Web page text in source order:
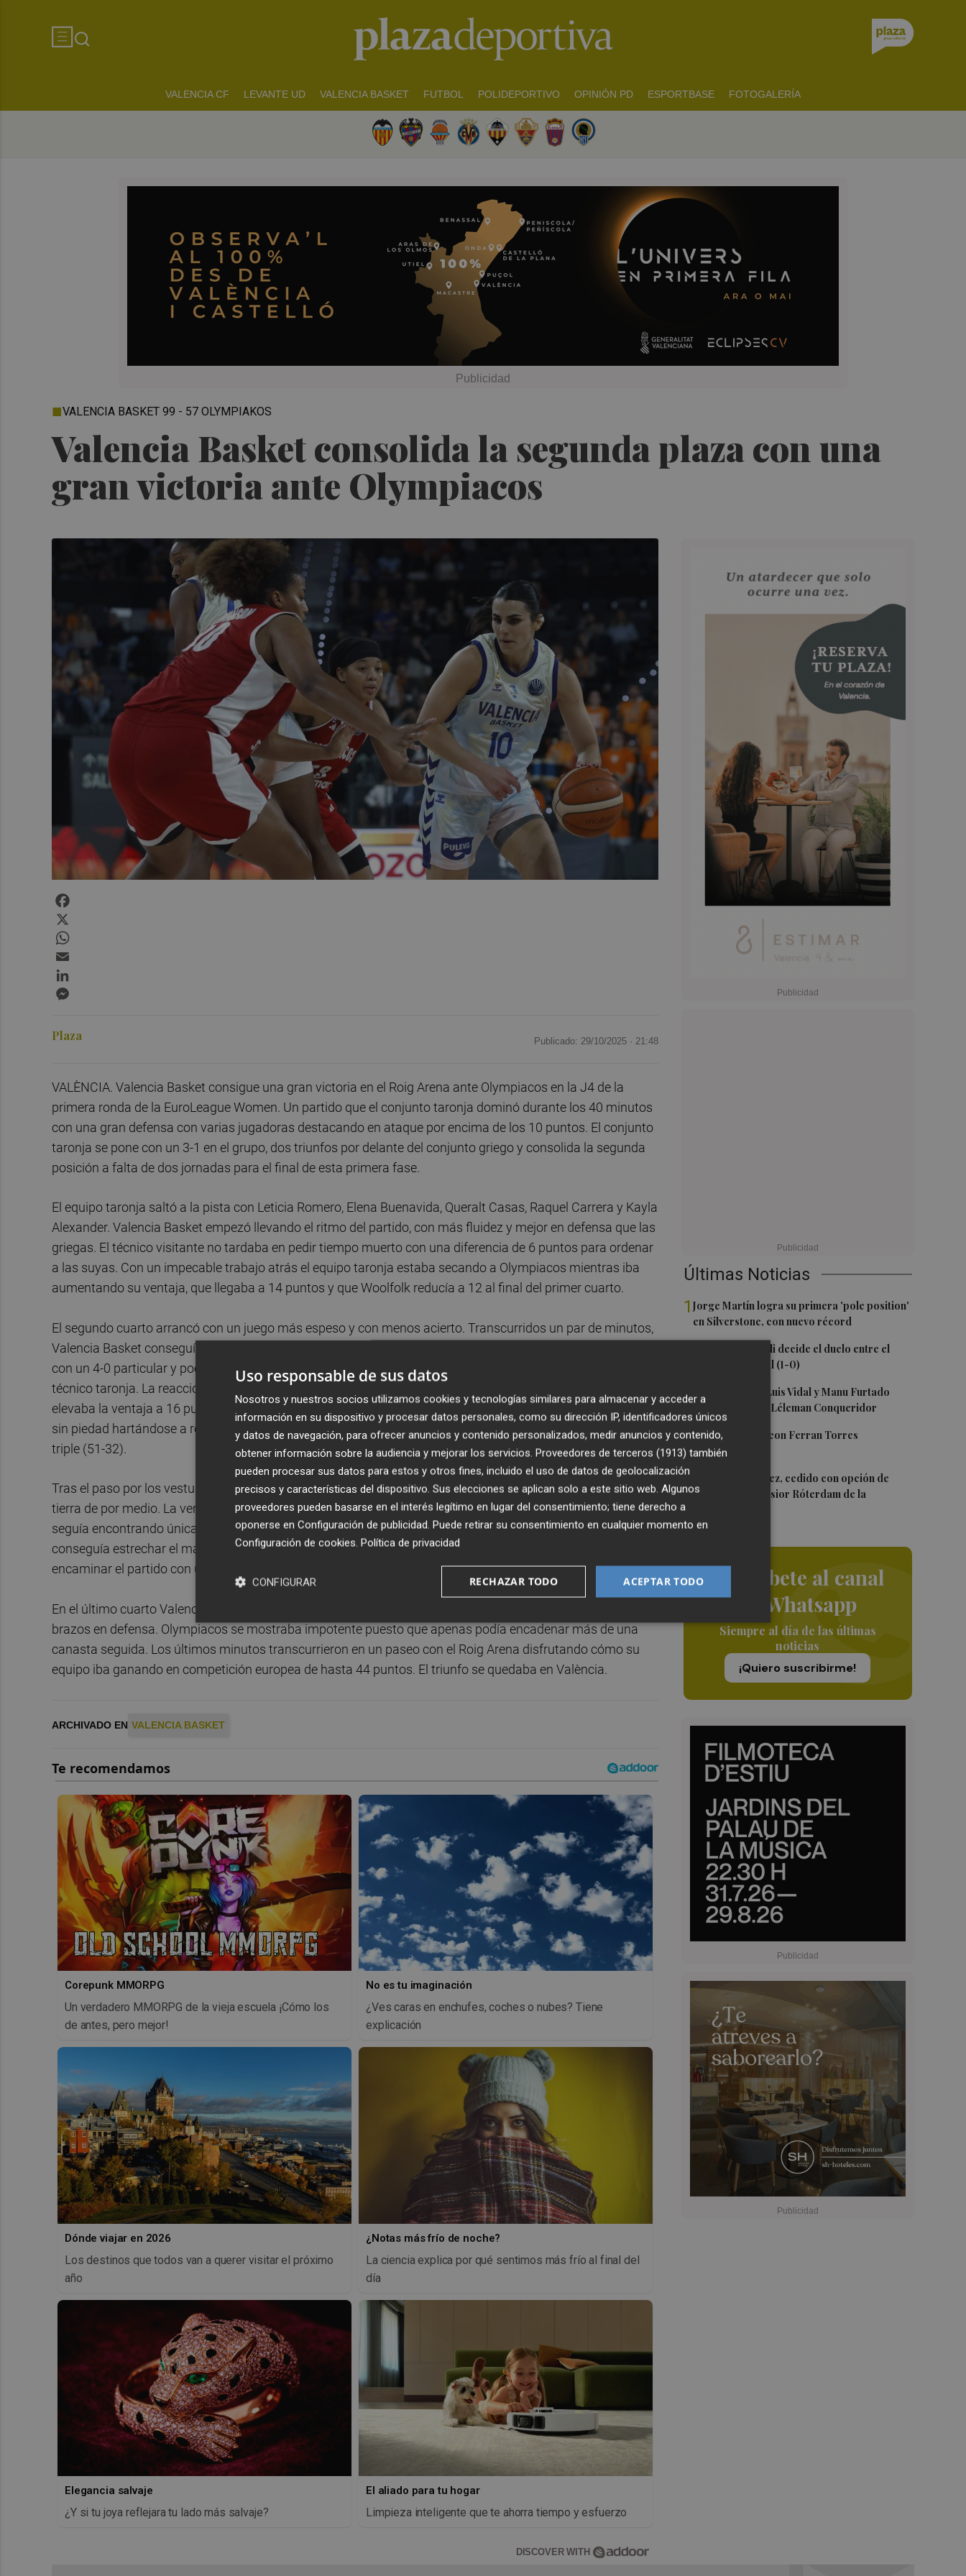
VALENCIA CF LEVANTE UD VALENCIA BASKET FUTBOL POLIDEPORTIVO OPINIÓN PD ESPORTBASE FOTOGALERÍA
Valencia Basket consolida la segunda plaza con una
gran victoria ante Olympiacos
VALENCIA BASKET 99 - 57 OLYMPIAKOS
Últimas Noticias
1Jorge Martín logra su primera 'pole position'
en Silverstone, con nuevo récord
Un gol de Bardeli decide el duelo entre el
Levante y su filial (1-0)
3 Nacho Huerta, Luis Vidal y Manu Furtado
renuevan con el Léleman Conqueridor
4Foios se vuelca con Ferran Torres
5
Mario Domínguez, cedido con opción de
compra al Excelsior Róterdam de la
Suscríbete al canal
de Whatsapp
Siempre al día de las últimas
noticias
¡Quiero suscribirme!
Plaza Publicado: 29/10/2025 · 21:48
VALÈNCIA. Valencia Basket consigue una gran victoria en el Roig Arena ante Olympiacos en la J4 de la
primera ronda de la EuroLeague Women. Un partido que el conjunto taronja dominó durante los 40 minutos
con una gran defensa con varias jugadoras destacando en ataque por encima de los 10 puntos. El conjunto
taronja se pone con un 3-1 en el grupo, dos triunfos por delante del conjunto griego y consolida la segunda
posición a falta de dos jornadas para el final de esta primera fase.
El equipo taronja saltó a la pista con Leticia Romero, Elena Buenavida, Queralt Casas, Raquel Carrera y Kayla
Alexander. Valencia Basket empezó llevando el ritmo del partido, con más fluidez y mejor en defensa que las
griegas. El técnico visitante no tardaba en pedir tiempo muerto con una diferencia de 6 puntos para ordenar
a las suyas. Con un impecable trabajo atrás el equipo taronja estaba secando a Olympiacos mientras iba
aumentando su ventaja, que llegaba a 14 puntos y que Woolfolk reducía a 12 al final del primer cuarto.
El segundo cuarto arrancó con un juego más espeso y con menos acierto. Transcurridos un par de minutos,
Valencia Basket conseguía hacer un parcial de 5-0 para subir la renta a 13 puntos, pero Woolfolk respondía
con un 4-0 particular y poco después un triple de Kollatou que recortaba a 9, provocaba el tiempo muerto del
técnico taronja. La reacción no pudo ser más rápida ni mejor. Un 7-0 de salida entre Buenavida y Casas
elevaba la ventaja a 16 puntos. La entrenadora visitante lo paraba, pero Valencia Basket seguía golpeando
sin piedad hartándose a robar balones. El parcial llegó a 12-0 y la renta a 21, que Woolfolk cortaba desde el
triple (51-32).
Tras el paso por los vestuarios, el conjunto taronja mantuvo la energía y desde la confianza siguió poniendo
tierra de por medio. La ventaja alcanzaba los 24 puntos tras un 5-0 particular de Romero. Olympiacos
seguía encontrando únicamente los puntos de la mano de Christinaki, Woolfolk y Kollatou pero no
conseguía estrechar el marcador. Un parcial de 11-0 con dos triples de Ben Abdelkader empezaban a
encaminar el partido con un +30, aunque todavía quedaba mucho por delante.
En el último cuarto Valencia Basket continuó intratable, con altos porcentajes de acierto y sin bajar los
brazos en defensa. Olympiacos se mostraba impotente puesto que apenas podía encadenar más de una
canasta seguida. Los últimos minutos transcurrieron en un paseo con el Roig Arena disfrutando cómo su
equipo iba ganando en competición europea de hasta 44 puntos. El triunfo se quedaba en València.
ARCHIVADO EN VALENCIA BASKET
Corepunk MMORPG
Un verdadero MMORPG de la vieja escuela ¡Cómo los
de antes, pero mejor!
No es tu imaginación
¿Ves caras en enchufes, coches o nubes? Tiene
explicación
Dónde viajar en 2026
Los destinos que todos van a querer visitar el próximo
año
¿Notas más frío de noche?
La ciencia explica por qué sentimos más frío al final del
día
Elegancia salvaje
¿Y si tu joya reflejara tu lado más salvaje?
El aliado para tu hogar
Limpieza inteligente que te ahorra tiempo y esfuerzo
DISCOVER WITH
Uso responsable de sus datos
Nosotros y nuestros socios utilizamos cookies y tecnologías similares para almacenar y acceder a
información en su dispositivo y procesar datos personales, como su dirección IP, identificadores únicos
y datos de navegación, para ofrecer anuncios y contenido personalizados, medir anuncios y contenido,
obtener información sobre la audiencia y mejorar los servicios. Proveedores de terceros (1913) también
pueden procesar sus datos para estos y otros fines, incluido el uso de datos de geolocalización
precisos y características del dispositivo. Sus elecciones se aplican solo a este sitio web. Algunos
proveedores pueden basarse en el interés legítimo en lugar del consentimiento; tiene derecho a
oponerse en Configuración de publicidad. Puede retirar su consentimiento en cualquier momento en
Configuración de cookies. Política de privacidad
ACEPTAR TODO
RECHAZAR TODO
CONFIGURAR